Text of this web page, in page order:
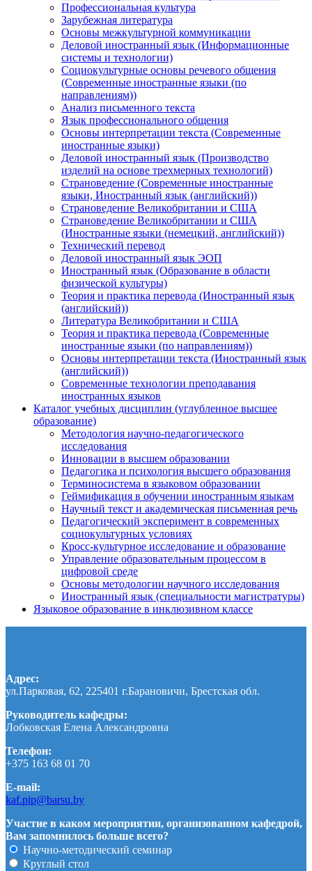
Профессиональная культура
Зарубежная литература
Основы межкультурной коммуникации
Деловой иностранный язык (Информационные
системы и технологии)
Социокультурные основы речевого общения
(Современные иностранные языки (по
направлениям))
Анализ письменного текста
Язык профессионального общения
Основы интерпретации текста (Современные
иностранные языки)
Деловой иностранный язык (Производство
изделий на основе трехмерных технологий)
Страноведение (Современные иностранные
языки, Иностранный язык (английский))
Страноведение Великобритании и США
Страноведение Великобритании и США
(Иностранные языки (немецкий, английский))
Технический перевод
Деловой иностранный язык ЭОП
Иностранный язык (Образование в области
физической культуры)
Теория и практика перевода (Иностранный язык
(английский))
Литература Великобритании и США
Теория и практика перевода (Современные
иностранные языки (по направлениям))
Основы интерпретации текста (Иностранный язык
(английский))
Современные технологии преподавания
иностранных языков
Каталог учебных дисциплин (углубленное высшее
образование)
Методология научно-педагогического
исследования
Инновации в высшем образовании
Педагогика и психология высшего образования
Терминосистема в языковом образовании
Геймификация в обучении иностранным языкам
Научный текст и академическая письменная речь
Педагогический эксперимент в современных
социокультурных условиях
Кросс-культурное исследование и образование
Управление образовательным процессом в
цифровой среде
Основы методологии научного исследования
Иностранный язык (специальности магистратуры)
Языковое образование в инклюзивном классе
Адрес:
ул.Парковая, 62, 225401 г.Барановичи, Брестская обл.
Руководитель кафедры:
Лобковская Елена Александровна
Телефон:
+375 163 68 01 70
E-mail:
kaf.pip@barsu.by
Участие в каком мероприятии, организованном кафедрой,
Вам запомнилось больше всего?
Научно-методический семинар
Круглый стол